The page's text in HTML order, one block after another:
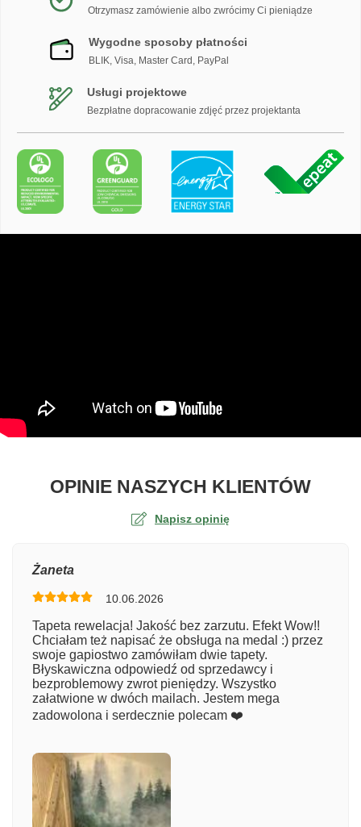
Otrzymasz zamówienie albo zwrócimy Ci pieniądze
Wygodne sposoby płatności
BLIK, Visa, Master Card, PayPal
Usługi projektowe
Bezpłatne dopracowanie zdjęć przez projektanta
OPINIE NASZYCH KLIENTÓWO
Napisz opinię
Numer zamówienia
Imię
Żaneta
10.06.2026
Tapeta rewelacja! Jakość bez zarzutu. Efekt Wow!!
Chciałam też napisać że obsługa na medal :) przez
swoje gapiostwo zamówiłam dwie tapety.
Błyskawiczna odpowiedź od sprzedawcy i
bezproblemowy zwrot pieniędzy. Wszystko
załatwione w dwóch mailach. Jestem mega
zadowolona i serdecznie polecam ❤️